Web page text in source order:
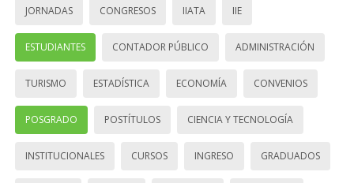
JORNADAS CONGRESOS IIATA IIE
ESTUDIANTES CONTADOR PÚBLICO ADMINISTRACIÓN
TURISMO ESTADÍSTICA ECONOMÍA CONVENIOS
POSGRADO POSTÍTULOS CIENCIA Y TECNOLOGÍA
INSTITUCIONALES CURSOS INGRESO GRADUADOS